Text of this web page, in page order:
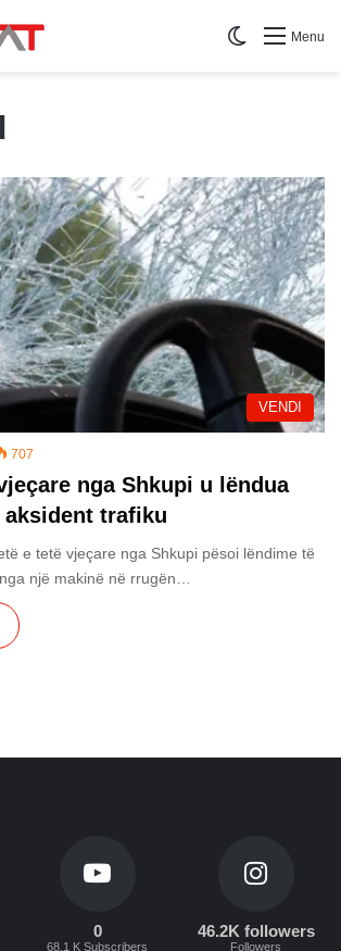
Menu
Switch skin
VENDI
707
nga Shkupi u lëndua
aksident trafiku
e tetë vjeçare nga Shkupi pësoi lëndime të
një makinë në rrugën…
0
68.1 K Subscribers
46.2K followers
Followers